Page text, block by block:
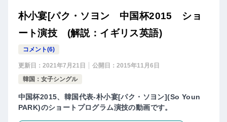
朴小宴[パク・ソヨン 中国杯2015 ショ
ート演技 (解説：イギリス英語)
コメント(6)
更新日： 2021年7月21日 公開日： 2015年11月6日
韓国：女子シングル
中国杯2015、韓国代表-朴小宴[パク・ソヨン](So Youn
PARK)のショートプログラム演技の動画です。